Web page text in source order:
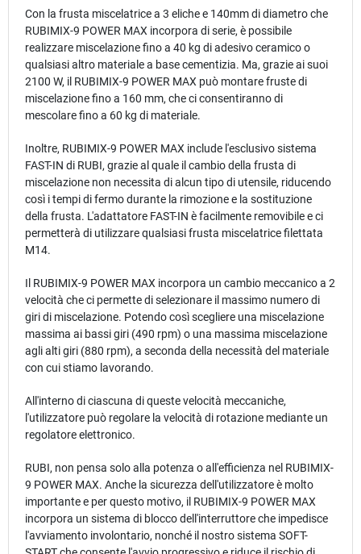
Con la frusta miscelatrice a 3 eliche e 140mm di diametro che
RUBIMIX-9 POWER MAX incorpora di serie, è possibile
realizzare miscelazione fino a 40 kg di adesivo ceramico o
qualsiasi altro materiale a base cementizia. Ma, grazie ai suoi
2100 W, il RUBIMIX-9 POWER MAX può montare fruste di
miscelazione fino a 160 mm, che ci consentiranno di
mescolare fino a 60 kg di materiale.
Inoltre, RUBIMIX-9 POWER MAX include l'esclusivo sistema
FAST-IN di RUBI, grazie al quale il cambio della frusta di
miscelazione non necessita di alcun tipo di utensile, riducendo
così i tempi di fermo durante la rimozione e la sostituzione
della frusta. L'adattatore FAST-IN è facilmente removibile e ci
permetterà di utilizzare qualsiasi frusta miscelatrice filettata
M14.
Il RUBIMIX-9 POWER MAX incorpora un cambio meccanico a 2
velocità che ci permette di selezionare il massimo numero di
giri di miscelazione. Potendo così scegliere una miscelazione
massima ai bassi giri (490 rpm) o una massima miscelazione
agli alti giri (880 rpm), a seconda della necessità del materiale
con cui stiamo lavorando.
All'interno di ciascuna di queste velocità meccaniche,
l'utilizzatore può regolare la velocità di rotazione mediante un
regolatore elettronico.
RUBI, non pensa solo alla potenza o all'efficienza nel RUBIMIX-
9 POWER MAX. Anche la sicurezza dell'utilizzatore è molto
importante e per questo motivo, il RUBIMIX-9 POWER MAX
incorpora un sistema di blocco dell'interruttore che impedisce
l'avviamento involontario, nonché il nostro sistema SOFT-